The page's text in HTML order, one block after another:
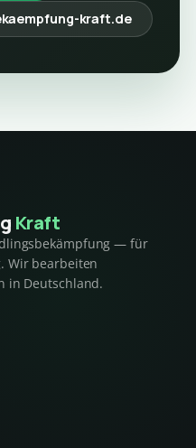
kraft.de
Kraft
— für
Wir bearbeiten
in Deutschland.